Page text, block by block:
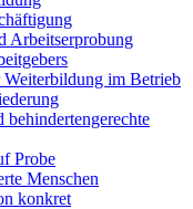
Arbeitserprobung
im Betrieb
Probe
Menschen
konkret